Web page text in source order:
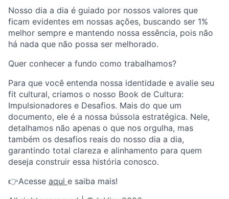
Nosso dia a dia é guiado por nossos valores que
ficam evidentes em nossas ações, buscando ser 1%
melhor sempre e mantendo nossa essência, pois não
há nada que não possa ser melhorado.
Quer conhecer a fundo como trabalhamos?
Para que você entenda nossa identidade e avalie seu
fit cultural, criamos o nosso Book de Cultura:
Impulsionadores e Desafios. Mais do que um
documento, ele é a nossa bússola estratégica. Nele,
detalhamos não apenas o que nos orgulha, mas
também os desafios reais do nosso dia a dia,
garantindo total clareza e alinhamento para quem
deseja construir essa história conosco.
👉Acesse aqui e saiba mais!